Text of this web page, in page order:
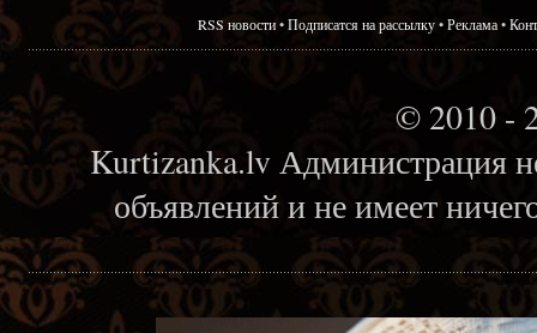
RSS новости•Подписатся на рассылку•Реклама•
© 2010 -
Kurtizanka.lv Администрация
объявлений и не имеет